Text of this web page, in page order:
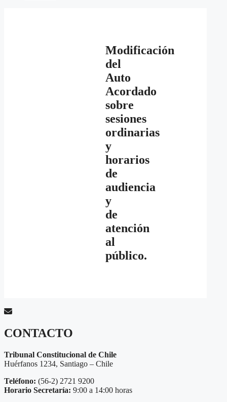
Modificación
del
Auto
Acordado
sobre
sesiones
ordinarias
y
horarios
de
audiencia
y
de
atención
al
público.
CONTACTO
Tribunal Constitucional de Chile
Huérfanos 1234, Santiago – Chile
Teléfono: (56-2) 2721 9200
Horario Secretaría: 9:00 a 14:00 horas